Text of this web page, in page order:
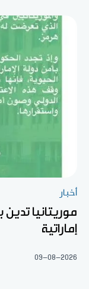
أخبار
موريتانيا
إماراتية
09-08-2026